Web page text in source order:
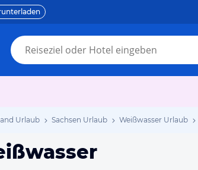
Urlaub Sachsen Urlaub Weißwasser Urlaub